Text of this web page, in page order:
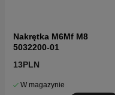
Nakrętka M6Mf M8
5032200-01
13PLN
W magazynie